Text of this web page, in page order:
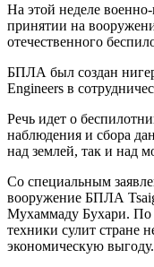
На этой неделе
принятии на
отечественного
БПЛА был создан
Engineers в
Речь идет о
наблюдения и сбора
над землей, так и над
Со специальным
вооружение БПЛА
Мухаммаду Бухари. По
техники сулит стране
экономическую выгоду.